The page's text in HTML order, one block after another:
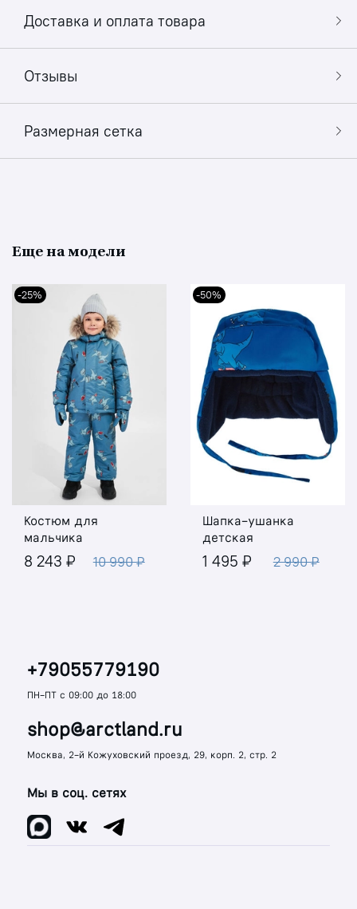
Доставка и оплата товара
Отзывы
Размерная сетка
Еще на модели
-25%
Костюм для
мальчика
8 243 ₽ 10 990 ₽
-50%
Шапка-ушанка
детская
1 495 ₽ 2 990 ₽
Мы в соц. сетях
+79055779190
ПН-ПТ с 09:00 до 18:00
shop@arctland.ru
Москва, 2-й Кожуховский проезд, 29, корп. 2, стр. 2